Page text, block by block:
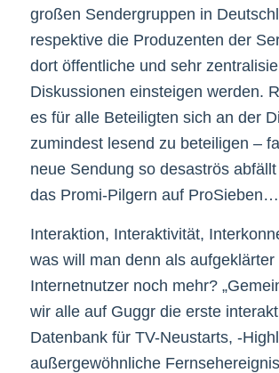
großen Sendergruppen in
respektive die Produzenten der
dort öffentliche und sehr
Diskussionen einsteigen werden.
es für alle Beteiligten sich an der
zumindest lesend zu beteiligen –
neue Sendung so desaströs
das Promi-Pilgern auf ProSieben…
Interaktion, Interaktivität,
was will man denn als aufgeklärter
Internetnutzer noch mehr?
wir alle auf Guggr die erste
Datenbank für TV-Neustarts, -
außergewöhnliche